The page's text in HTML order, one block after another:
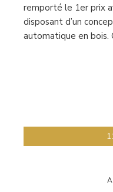
remporté le 1er prix
disposant d’un
automatique en bois.